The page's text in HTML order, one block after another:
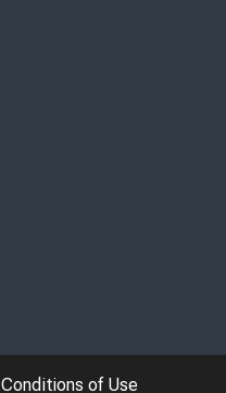
Conditions of Use